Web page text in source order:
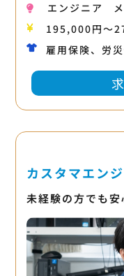
エンジニア
195,000円〜
雇用保険、労
カスタマエン
未経験の方でも